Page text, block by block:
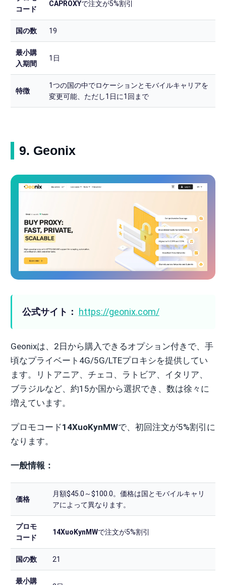
コード
CAPROXYで注文が5%割引
国の数 19
最小購
入期間
1日
特徴
1つの国の中でロケーションとモバイルキャリアを
変更可能、ただし1日に1回まで
9. Geonix
公式サイト： https://geonix.com/
Geonixは、2日から購入できるオプション付きで、手
頃なプライベート4G/5G/LTEプロキシを提供してい
ます。リトアニア、チェコ、ラトビア、イタリア、
ブラジルなど、約15か国から選択でき、数は徐々に
増えています。
プロモコード14XuoKynMWで、初回注文が5%割引に
なります。
一般情報：
価格
月額$45.0～$100.0。価格は国とモバイルキャリ
アによって異なります。
プロモ
コード
14XuoKynMWで注文が5%割引
国の数 21
最小購